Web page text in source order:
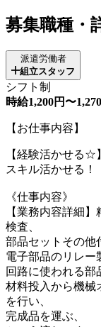
募集職種・
派遣労働者
組立スタッフ
シフト制
時給1,200円〜
【お仕事内容】
【経験活かせる☆
スキル活かせる！
《仕事内容》
【業務内容詳細
検査、
部品セットその他
電子部品のリレー
回路に使われる部
材料投入から機械
を行い、
完成品を運ぶ、